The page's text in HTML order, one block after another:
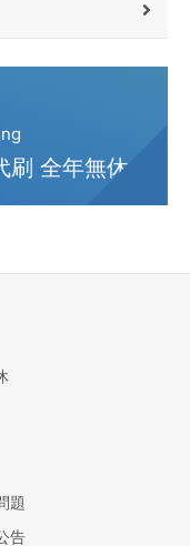
刷 全年無休
題
告